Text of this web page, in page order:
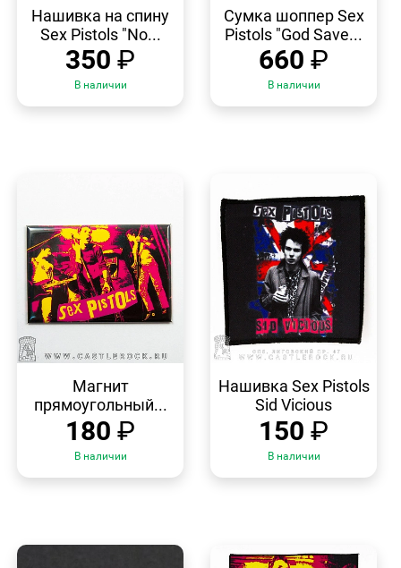
Нашивка на спину
Sex Pistols "No...
350 ₽
В наличии
ПРОСМОТР
Сумка шоппер Sex
Pistols "God Save...
660 ₽
В наличии
ПРОСМОТР
Магнит
прямоугольный...
180 ₽
В наличии
ПРОСМОТР
Нашивка Sex Pistols
Sid Vicious
150 ₽
В наличии